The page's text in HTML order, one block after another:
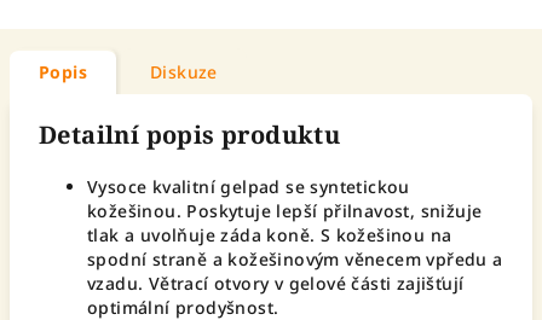
Popis Diskuze
Detailní popis produktu
Vysoce kvalitní gelpad se syntetickou
kožešinou. Poskytuje lepší přilnavost, snižuje
tlak a uvolňuje záda koně. S kožešinou na
spodní straně a kožešinovým věnecem vpředu a
vzadu. Větrací otvory v gelové části zajišťují
optimální prodyšnost.